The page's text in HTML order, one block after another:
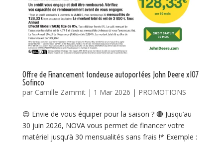
Offre de Financement tondeuse autoportées John Deere x107
Sofinco
par Camille Zammit| 1 Mar 2026 | PROMOTIONS
😍 Envie de vous équiper pour la saison ? 🔴 Jusqu’au
30 juin 2026, NOVA vous permet de financer votre
matériel jusqu’à 30 mensualités sans frais !* Exemple :